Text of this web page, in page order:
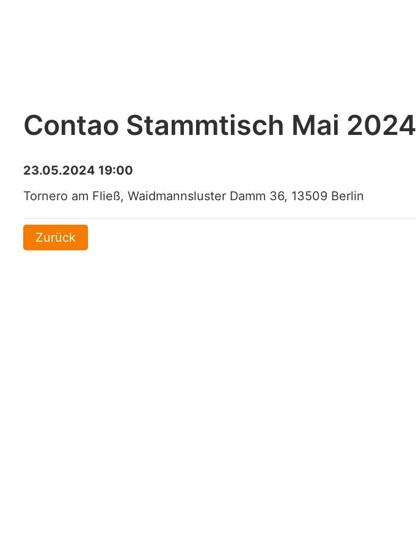
Contao Stammtisch Mai 2024
23.05.2024 19:00
Tornero am Fließ, Waidmannsluster Damm 36, 13509 Berlin
Zurück